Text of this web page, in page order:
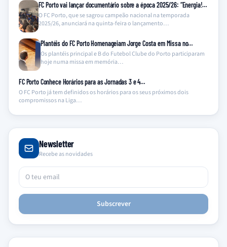
FC Porto vai lançar documentário sobre a época 2025/26: “Energia!…
O FC Porto, que se sagrou campeão nacional na temporada
2025/26, anunciará na quinta-feira o lançamento…
Plantéis do FC Porto Homenageiam Jorge Costa em Missa no…
Os plantéis principal e B do Futebol Clube do Porto participaram
hoje numa missa em memória…
FC Porto Conhece Horários para as Jornadas 3 e 4…
O FC Porto já tem definidos os horários para os seus próximos dois
compromissos na Liga…
Newsletter
Recebe as novidades
Subscrever